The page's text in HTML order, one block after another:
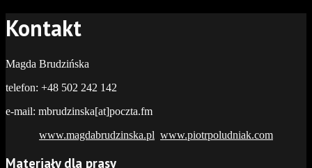
Kontakt
Magda Brudzińska
telefon: +48 502 242 142
e-mail: mbrudzinska[at]poczta.fm
www.magdabrudzinska.pl www.piotrpoludniak.com
Materiały dla prasy